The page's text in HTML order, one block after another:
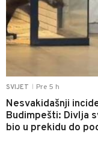
SVIJET Pre 5 h
Nesvakidašnji
Budimpešti: Divlja
bio u prekidu do